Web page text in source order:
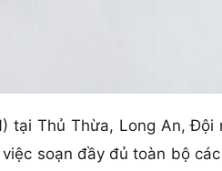
tại Thủ Thừa, Long An,
soạn đầy đủ toàn bộ